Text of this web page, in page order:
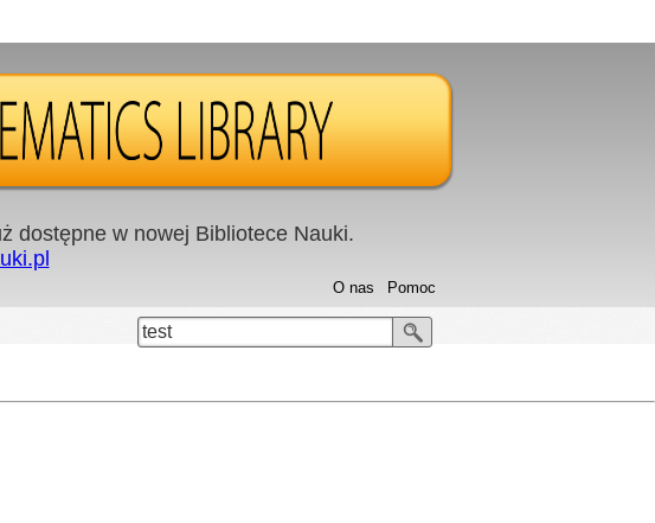
dostępne w nowej Bibliotece Nauki.
Pomoc
O nas
test